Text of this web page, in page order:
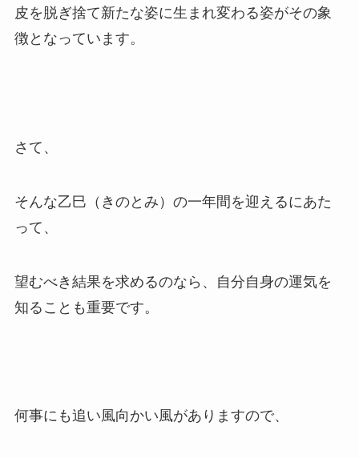
皮を脱ぎ捨て新たな姿に生まれ変わる姿がその象
徴となっています。
さて、
そんな乙巳（きのとみ）の一年間を迎えるにあた
って、
望むべき結果を求めるのなら、自分自身の運気を
知ることも重要です。
何事にも追い風向かい風がありますので、